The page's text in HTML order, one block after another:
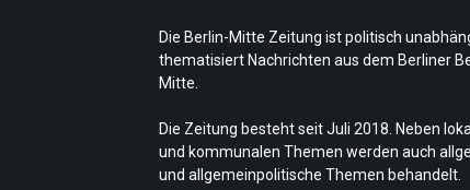
Summer makes music
Team/Redaktion 21. Juni 2026
„Les Amoureuses“ zur Fête de
Musique
Sommer in Berlin – die neue
Team/Redaktion 18. Juni 2026
Die Berlin-Mitte Zeitung ist politisch
thematisiert Nachrichten aus dem Berliner
Mitte.
Die Zeitung besteht seit Juli 2018. Neben
und kommunalen Themen werden auch
und allgemeinpolitische Themen behandelt.